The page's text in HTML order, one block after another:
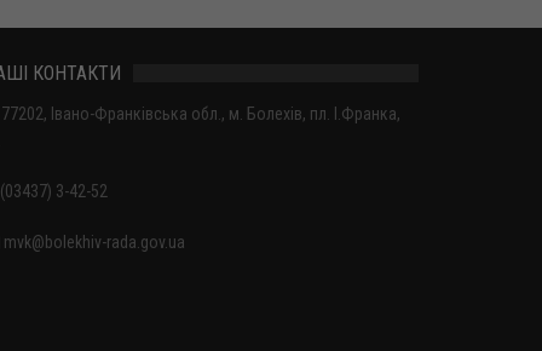
КОНТАКТИ
77202, Івано-Франківська обл., м. Болехів, пл. І.Франка,
(03437) 3-42-52
mvk@bolekhiv-rada.gov.ua